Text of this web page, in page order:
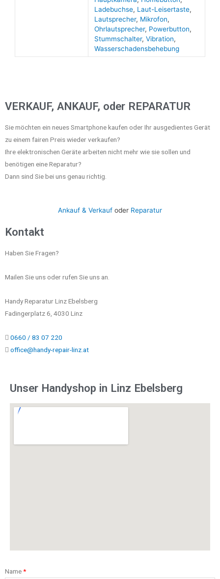
Ladebuchse, Laut-Leisertaste,
Lautsprecher, Mikrofon,
Ohrlautsprecher, Powerbutton,
Stummschalter,Vibration,
Wasserschadensbehebung
VERKAUF, ANKAUF, oder REPARATUR
Sie möchten ein neues Smartphone kaufen oder Ihr ausgedientes Gerät
zu einem fairen Preis wieder verkaufen?
Ihre elektronischen Geräte arbeiten nicht mehr wie sie sollen und
benötigen eine Reparatur?
Dann sind Sie bei uns genau richtig.
Ankauf & Verkauf oder Reparatur
Kontakt
Haben Sie Fragen?
Mailen Sie uns oder rufen Sie uns an.
Handy Reparatur Linz Ebelsberg
Fadingerplatz 6, 4030 Linz
0660 / 83 07 220
office@handy-repair-linz.at
Unser Handyshop in Linz Ebelsberg
Name